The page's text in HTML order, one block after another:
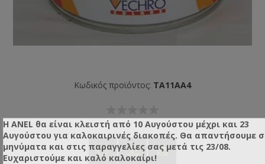
Κωδικός προϊόντος: TA11AA4
Η ANEL θα είναι κλειστή από 10 Αυγούστου μέχρι και 23
Αυγούστου για καλοκαιρινές διακοπές. Θα απαντήσουμε
μηνύματα και στις παραγγελίες σας μετά τις 23/08.
Ευχαριστούμε και καλό καλοκαίρι!